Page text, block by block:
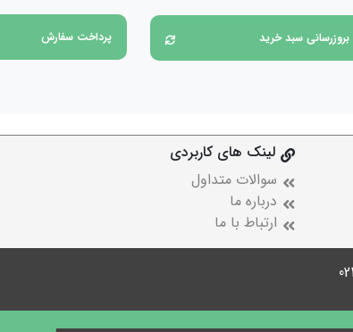
بروزرسانی سبد خرید پرداخت سفارش
لینک های کاربردی
سوالات متداول
درباره ما
ارتباط با ما